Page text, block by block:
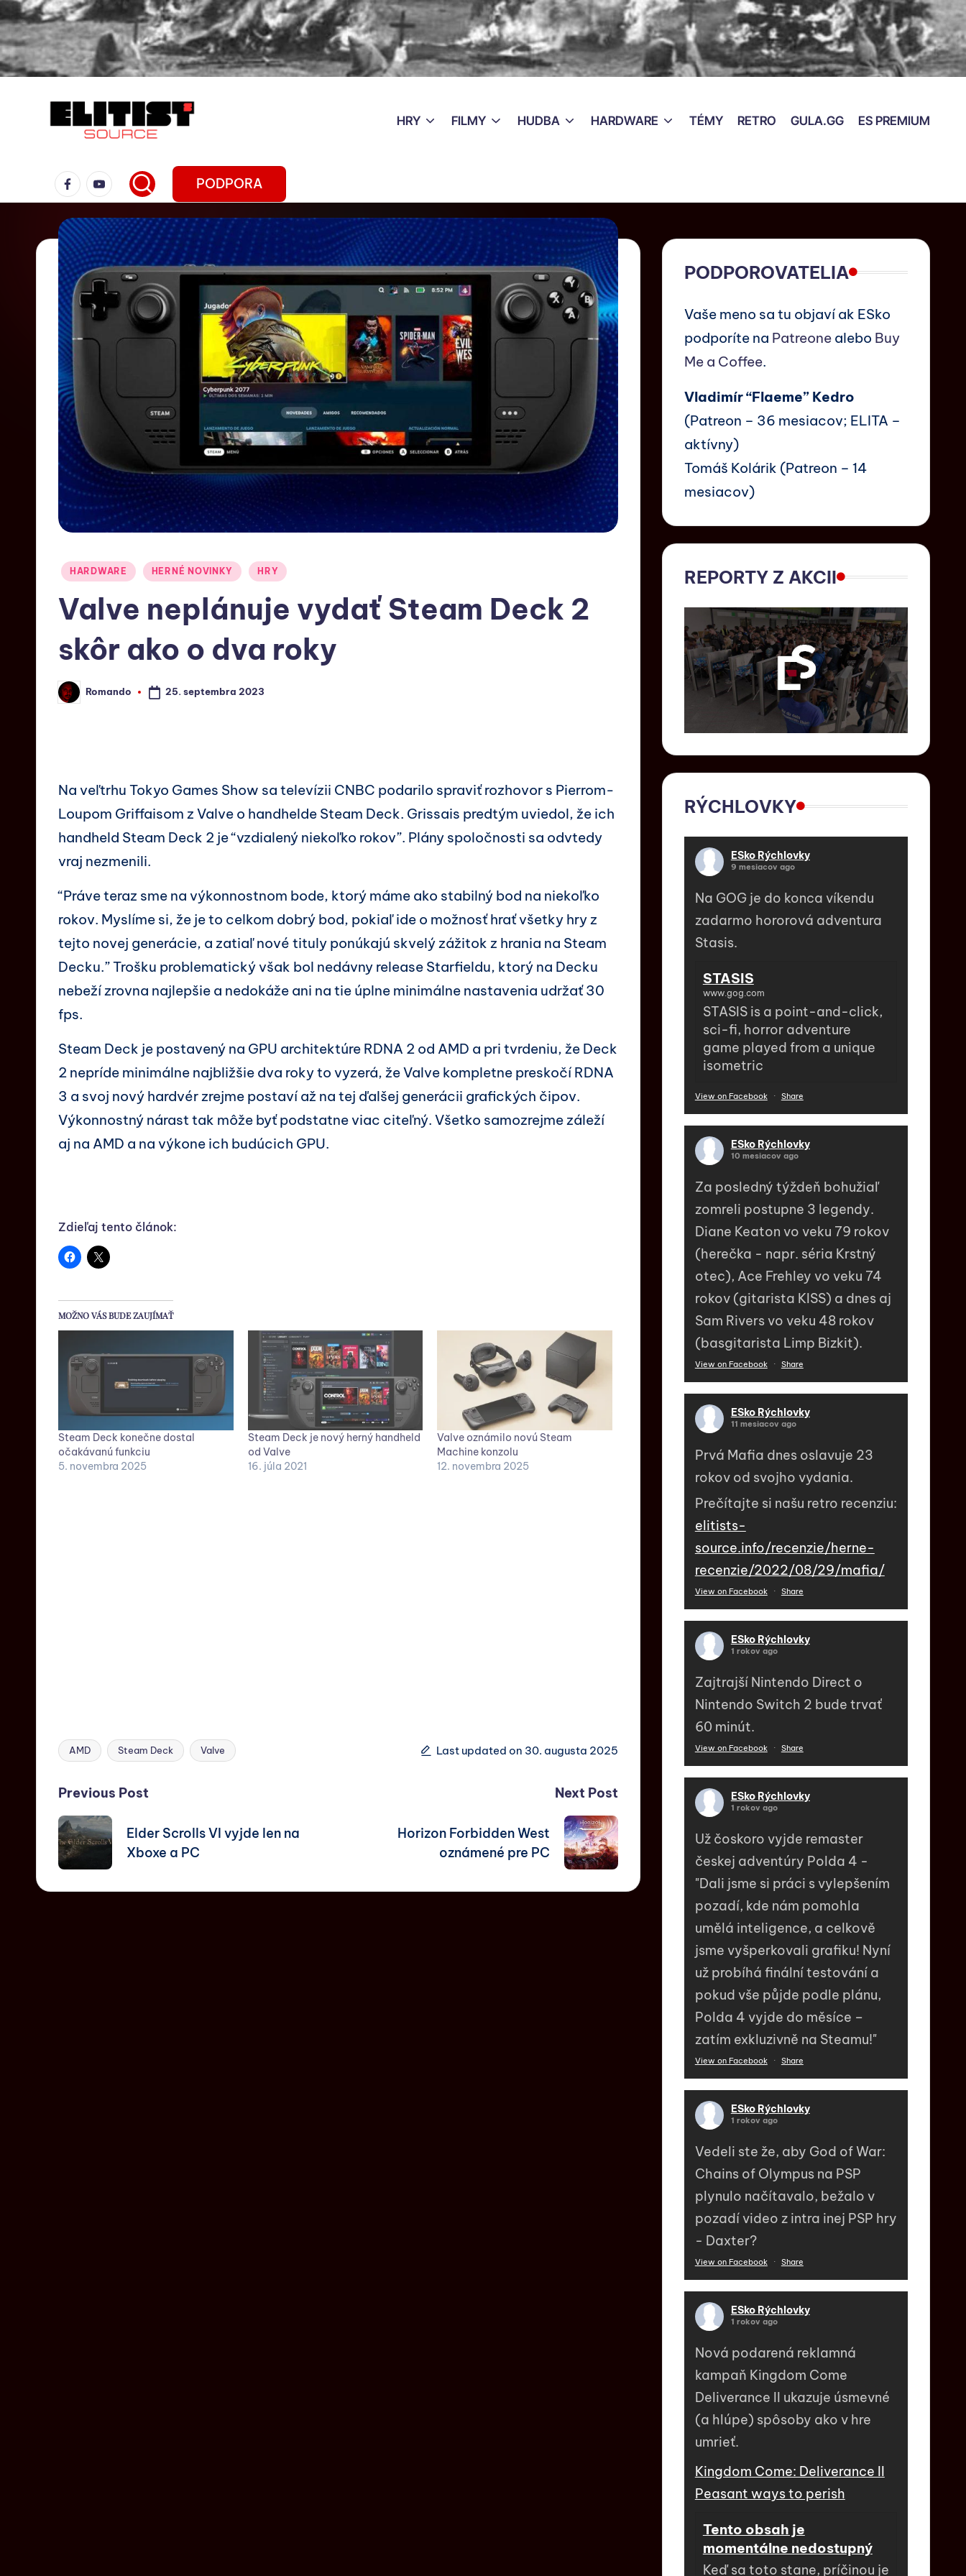
HRY FILMY HUDBA HARDWARE TÉMY RETRO GULA.GG ES PREMIUM
PODPORA
HARDWARE HERNÉ NOVINKY HRY
Valve neplánuje vydať Steam Deck 2
skôr ako o dva roky
Romando 25. septembra 2023
Na veľtrhu Tokyo Games Show sa televízii CNBC podarilo spraviť rozhovor s Pierrom-
Loupom Griffaisom z Valve o handhelde Steam Deck. Grissais predtým uviedol, že ich
handheld Steam Deck 2 je “vzdialený niekoľko rokov”. Plány spoločnosti sa odvtedy
vraj nezmenili.
“Práve teraz sme na výkonnostnom bode, ktorý máme ako stabilný bod na niekoľko
rokov. Myslíme si, že je to celkom dobrý bod, pokiaľ ide o možnosť hrať všetky hry z
tejto novej generácie, a zatiaľ nové tituly ponúkajú skvelý zážitok z hrania na Steam
Decku.” Trošku problematický však bol nedávny release Starfieldu, ktorý na Decku
nebeží zrovna najlepšie a nedokáže ani na tie úplne minimálne nastavenia udržať 30
fps.
Steam Deck je postavený na GPU architektúre RDNA 2 od AMD a pri tvrdeniu, že Deck
2 nepríde minimálne najbližšie dva roky to vyzerá, že Valve kompletne preskočí RDNA
3 a svoj nový hardvér zrejme postaví až na tej ďalšej generácii grafických čipov.
Výkonnostný nárast tak môže byť podstatne viac citeľný. Všetko samozrejme záleží
aj na AMD a na výkone ich budúcich GPU.
Zdieľaj tento článok:
MOŽNO VÁS BUDE ZAUJÍMAŤ
Steam Deck konečne dostal
očakávanú funkciu
5. novembra 2025
Steam Deck je nový herný handheld
od Valve
16. júla 2021
Valve oznámilo novú Steam
Machine konzolu
12. novembra 2025
AMD Steam Deck Valve Last updated on 30. augusta 2025
Previous Post
Elder Scrolls VI vyjde len na
Xboxe a PC
Next Post
Horizon Forbidden West
oznámené pre PC
PODPOROVATELIA
Vaše meno sa tu objaví ak ESko
podporíte na Patreonealebo Buy
Me a Coffee.
Vladimír “Flaeme” Kedro
(Patreon – 36 mesiacov; ELITA –
aktívny)
Tomáš Kolárik (Patreon – 14
mesiacov)
REPORTY Z AKCII
RÝCHLOVKY
ESko Rýchlovky
9 mesiacov ago
Na GOG je do konca víkendu
zadarmo hororová adventura
Stasis.
STASIS
www.gog.com
STASIS is a point-and-click,
sci-fi, horror adventure
game played from a unique
isometric
View on Facebook · Share
ESko Rýchlovky
10 mesiacov ago
Za posledný týždeň bohužiaľ
zomreli postupne 3 legendy.
Diane Keaton vo veku 79 rokov
(herečka - napr. séria Krstný
otec), Ace Frehley vo veku 74
rokov (gitarista KISS) a dnes aj
Sam Rivers vo veku 48 rokov
(basgitarista Limp Bizkit).
View on Facebook · Share
ESko Rýchlovky
11 mesiacov ago
Prvá Mafia dnes oslavuje 23
rokov od svojho vydania.
Prečítajte si našu retro recenziu:
elitists-
source.info/recenzie/herne-
recenzie/2022/08/29/mafia/
View on Facebook · Share
ESko Rýchlovky
1 rokov ago
Zajtrajší Nintendo Direct o
Nintendo Switch 2 bude trvať
60 minút.
View on Facebook · Share
ESko Rýchlovky
1 rokov ago
Už čoskoro vyjde remaster
českej adventúry Polda 4 -
"Dali jsme si práci s vylepšením
pozadí, kde nám pomohla
umělá inteligence, a celkově
jsme vyšperkovali grafiku! Nyní
už probíhá finální testování a
pokud vše půjde podle plánu,
Polda 4 vyjde do měsíce –
zatím exkluzivně na Steamu!"
View on Facebook · Share
ESko Rýchlovky
1 rokov ago
Vedeli ste že, aby God of War:
Chains of Olympus na PSP
plynulo načítavalo, bežalo v
pozadí video z intra inej PSP hry
- Daxter?
View on Facebook · Share
ESko Rýchlovky
1 rokov ago
Nová podarená reklamná
kampaň Kingdom Come
Deliverance II ukazuje úsmevné
(a hlúpe) spôsoby ako v hre
umrieť.
Kingdom Come: Deliverance II
Peasant ways to perish
Tento obsah je
momentálne nedostupný
Keď sa toto stane, príčinou je